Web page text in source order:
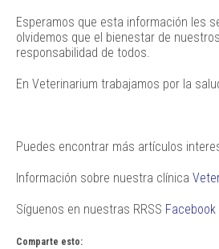
Esperamos que esta información les
olvidemos que el bienestar de
responsabilidad de todos.
En Veterinarium trabajamos por la
Puedes encontrar más artículos
Información sobre nuestra clínica
Síguenos en nuestras RRSS Facebook
Comparte esto: